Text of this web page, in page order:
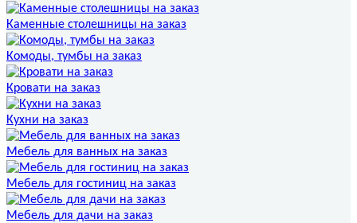
Каменные столешницы на заказ
Комоды, тумбы на заказ
Кровати на заказ
Кухни на заказ
Мебель для ванных на заказ
Мебель для гостиниц на заказ
Мебель для дачи на заказ